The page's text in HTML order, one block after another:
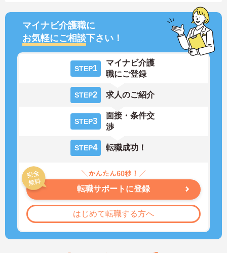
マイナビ介護職に
お気軽にご相談下さい！
STEP1
マイナビ介護
職にご登録
STEP2 求人のご紹介
STEP3
面接・条件交
渉
STEP4 転職成功！
転職サポートに登録
はじめて転職する方へ